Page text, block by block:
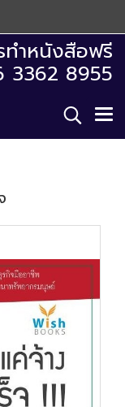
ทำหนังสือฟรี
3362 8955